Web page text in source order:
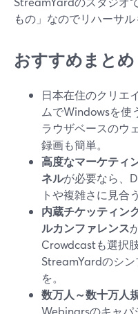
もの」なのでリハーサル
おすすめまとめ
日本在住のクリエ
ムでWindowsを使
ラウザベースのウ
録画も簡単。
高度なマーケティ
ネルが必要なら、
トや複雑さに見合
内蔵チケッティン
ルカンファレンス
Crowdcastも選択
StreamYardのシ
を。
数万人～数十万人
Webinarsのキャパ